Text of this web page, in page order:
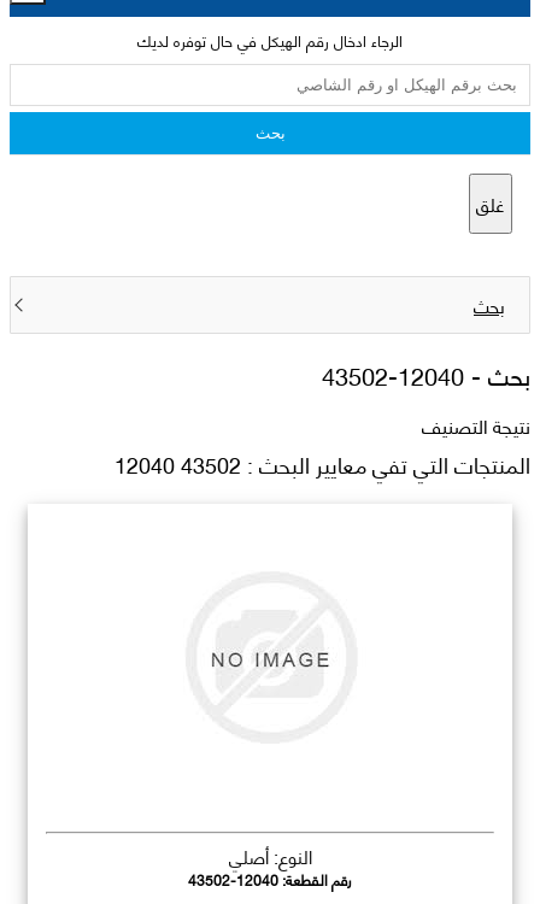
الرجاء ادخال رقم الهيكل في حال توفره لديك
بحث
غلق
بحث
بحث -43502-12040
نتيجة التصنيف
المنتجات التي تفي معايير البحث : 43502 12040
النوع: أصلي
رقم القطعة:43502-12040